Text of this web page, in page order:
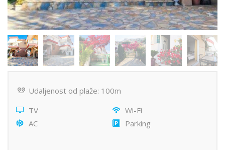
Udaljenost od plaže: 100m
TV
Wi-Fi
AC
Parking